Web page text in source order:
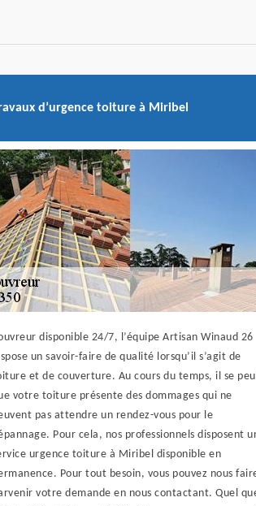
d’urgence toiture à Miribel
disponible 24/7, l’équipe Artisan Winaud 26
un savoir-faire de qualité lorsqu’il s’agit de
et de couverture. Au cours du temps, il se
votre toiture présente des dommages qui ne
pas attendre un rendez-vous pour le
Pour cela, nos professionnels disposent
urgence toiture à Miribel disponible en
Pour tout besoin, vous pouvez nous
votre demande en nous contactant. Quel